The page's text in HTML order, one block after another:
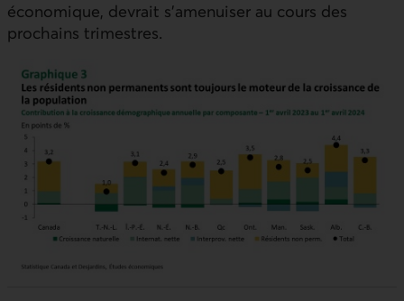
économique, devrait s’amenuiser au cours des
prochains trimestres.